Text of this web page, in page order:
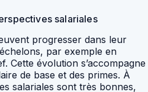
salariales
progresser dans leur
par exemple en
Cette évolution s’accompagne
de base et des primes. À
salariales sont très bonnes,